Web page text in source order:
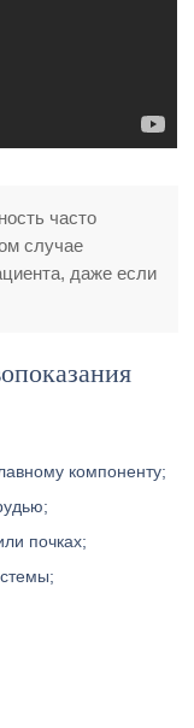
часто
случае
даже если
компоненту;
почках;